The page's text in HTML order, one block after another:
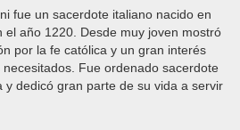
fue un sacerdote italiano nacido en
el año 1220. Desde muy joven mostró
por la fe católica y un gran interés
Fue ordenado sacerdote
y dedicó gran parte de su vida a servir